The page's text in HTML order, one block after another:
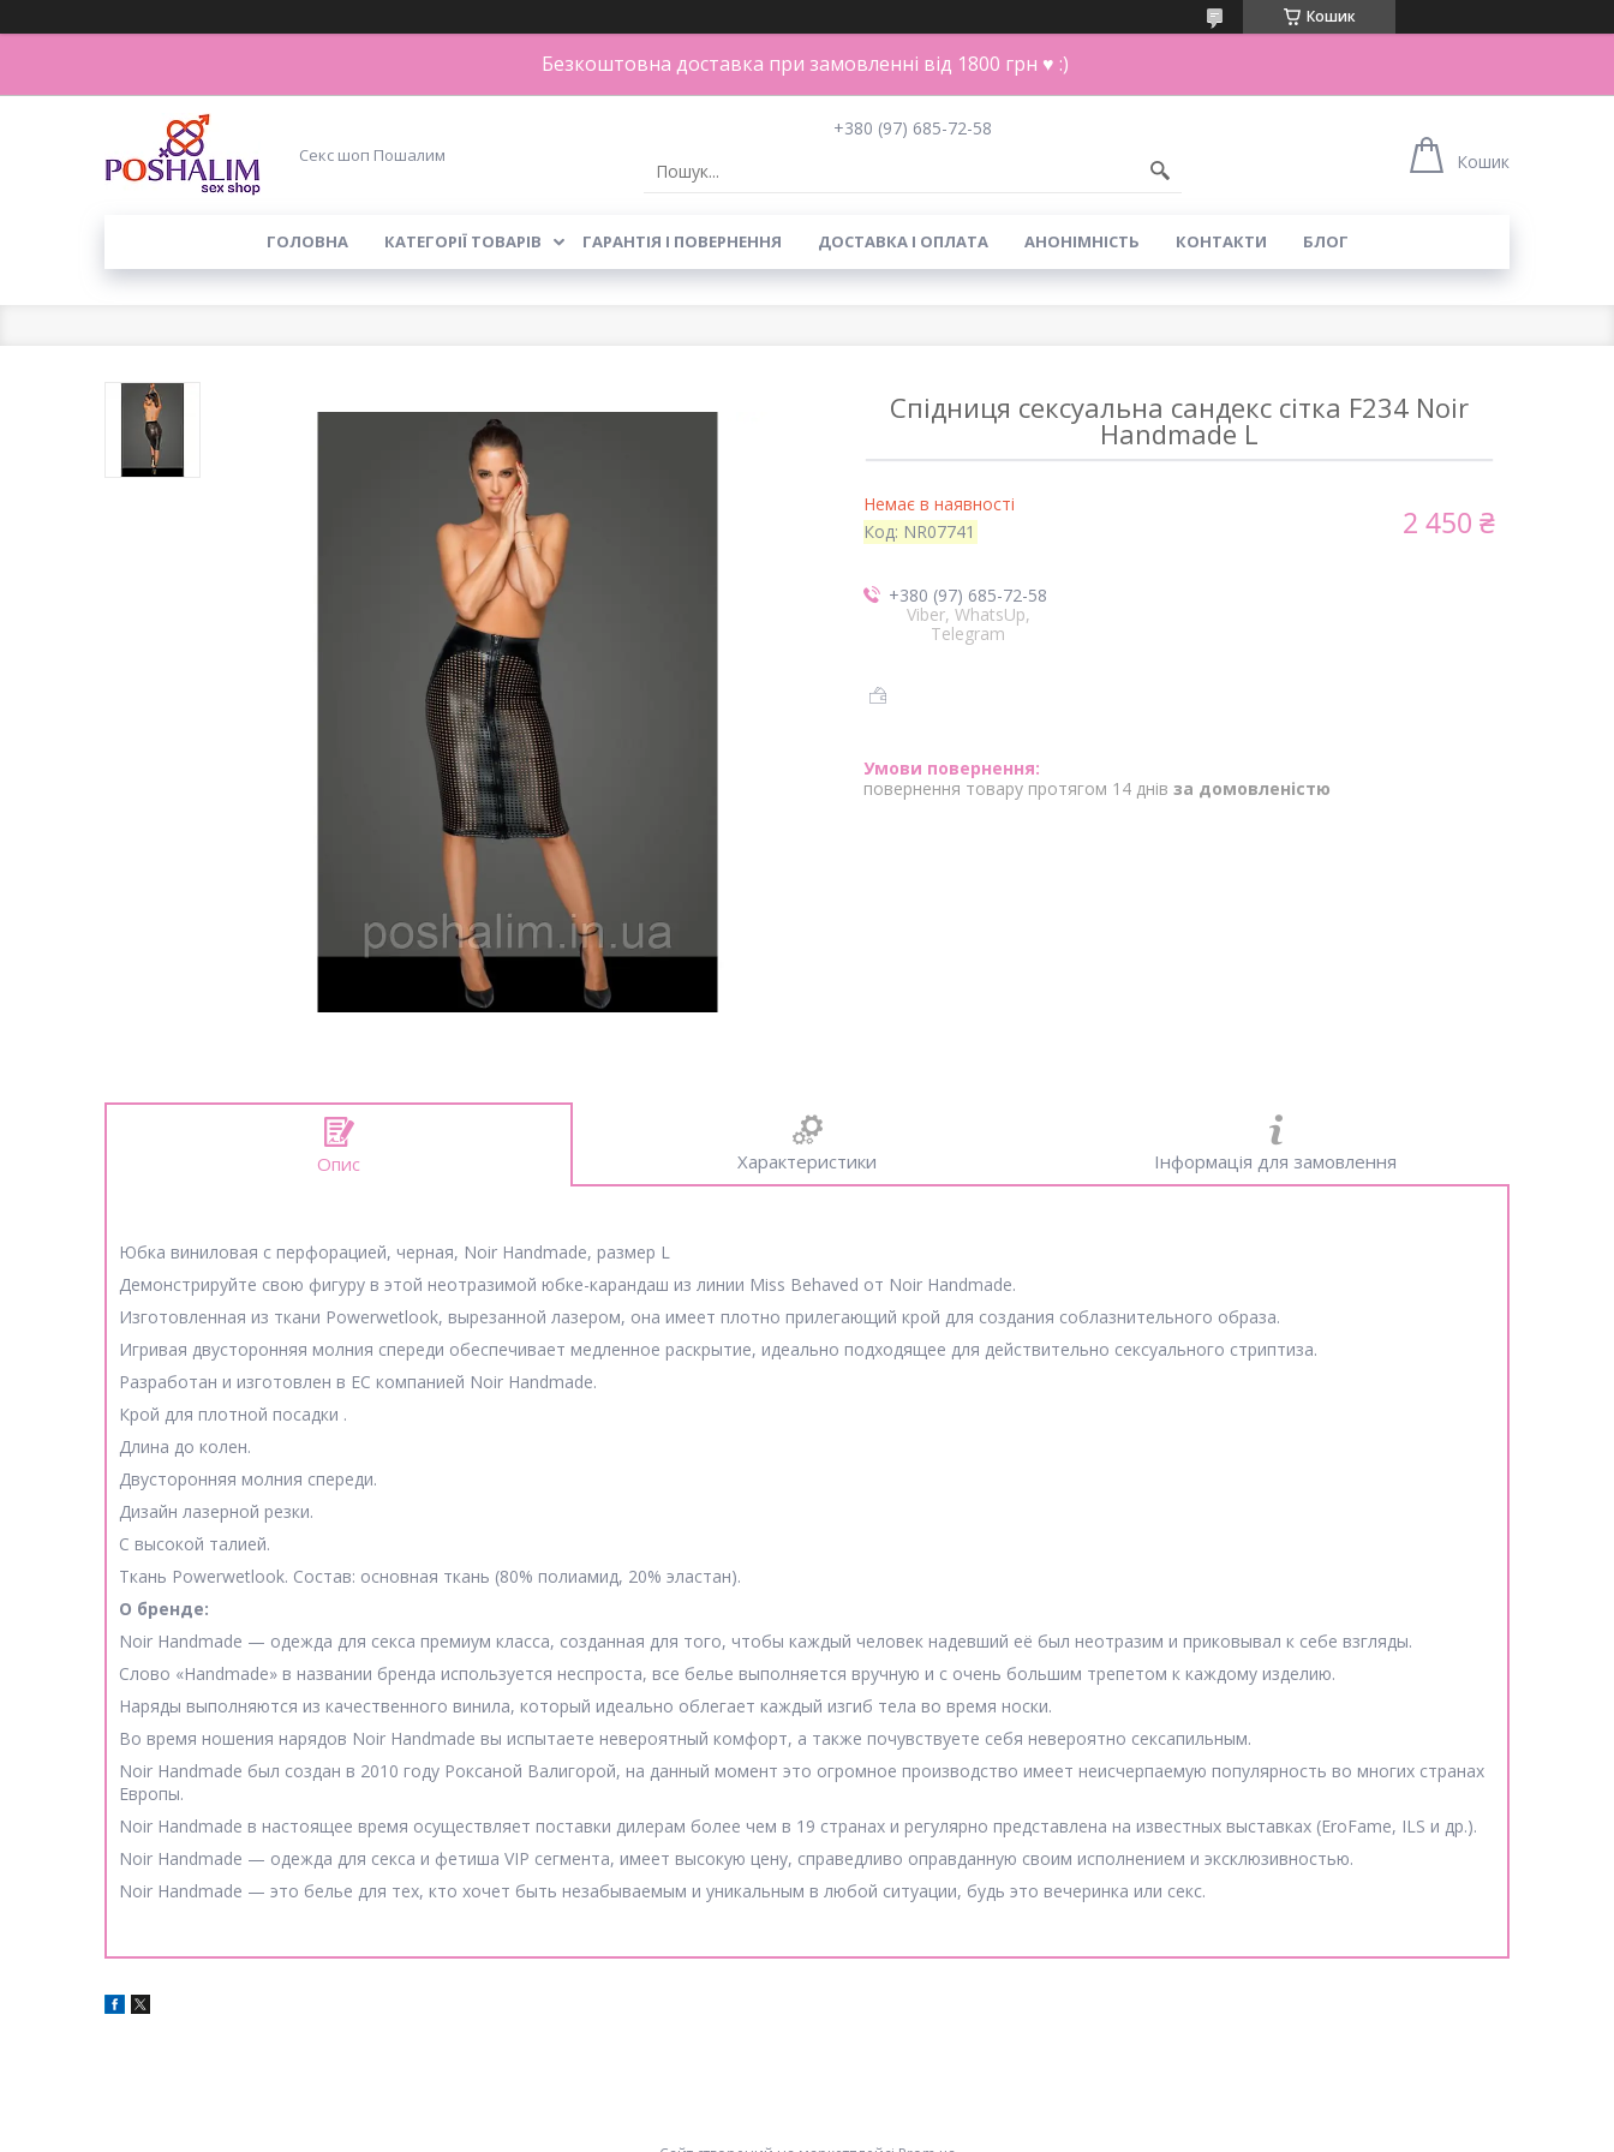
Кошик
Безкоштовна доставка при замовленні від 1800 грн ♥ :)
Секс шоп Пошалим
+380 (97) 685-72-58
Кошик
ГОЛОВНА КАТЕГОРІЇ ТОВАРІВ ГАРАНТІЯ І ПОВЕРНЕННЯ ДОСТАВКА І ОПЛАТА АНОНІМНІСТЬ КОНТАКТИ БЛОГ
Спідниця сексуальна сандекс сітка F234 Noir
Handmade L
Немає в наявності
Код: NR07741 2 450 ₴
+380 (97) 685-72-58
Viber, WhatsUp,
Telegram
повернення товару протягом 14 днів за домовленістю
Опис Характеристики Інформація для замовлення
Юбка виниловая с перфорацией, черная, Noir Handmade, размер L
Демонстрируйте свою фигуру в этой неотразимой юбке-карандаш из линии Miss Behaved от Noir Handmade.
Изготовленная из ткани Powerwetlook, вырезанной лазером, она имеет плотно прилегающий крой для создания соблазнительного образа.
Игривая двусторонняя молния спереди обеспечивает медленное раскрытие, идеально подходящее для действительно сексуального стриптиза.
Разработан и изготовлен в ЕС компанией Noir Handmade.
Крой для плотной посадки .
Длина до колен.
Двусторонняя молния спереди.
Дизайн лазерной резки.
С высокой талией.
Ткань Powerwetlook. Состав: основная ткань (80% полиамид, 20% эластан).
О бренде:
Noir Handmade — одежда для секса премиум класса, созданная для того, чтобы каждый человек надевший её был неотразим и приковывал к себе взгляды.
Слово «Handmade» в названии бренда используется неспроста, все белье выполняется вручную и с очень большим трепетом к каждому изделию.
Наряды выполняются из качественного винила, который идеально облегает каждый изгиб тела во время носки.
Во время ношения нарядов Noir Handmade вы испытаете невероятный комфорт, а также почувствуете себя невероятно сексапильным.
Noir Handmade был создан в 2010 году Роксаной Валигорой, на данный момент это огромное производство имеет неисчерпаемую популярность во многих странах
Европы.
Noir Handmade в настоящее время осуществляет поставки дилерам более чем в 19 странах и регулярно представлена на известных выставках (EroFame, ILS и др.).
Noir Handmade — одежда для секса и фетиша VIP сегмента, имеет высокую цену, справедливо оправданную своим исполнением и эксклюзивностью.
Noir Handmade — это белье для тех, кто хочет быть незабываемым и уникальным в любой ситуации, будь это вечеринка или секс.